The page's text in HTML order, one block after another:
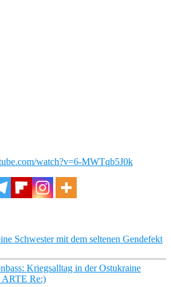
watch?v=6-MWTqb5J0k
Schwester mit dem seltenen Gendefekt
Kriegsalltag in der Ostukraine
Re:)